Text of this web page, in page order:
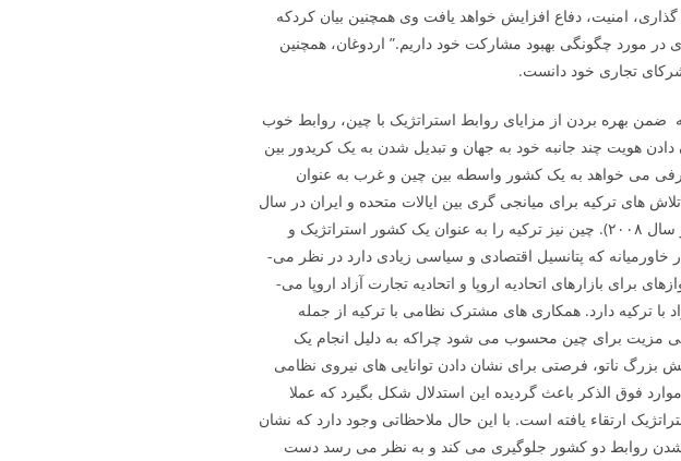
امنیت، دفاع افزایش خواهد یافت وی همچنین بیان کردکه
در مورد چگونگی بهبود مشارکت خود داریم.” اردوغان، همچنین
تجاری خود دانست.
ضمن بهره بردن از مزایای روابط استراتژیک با چین، روابط خوب
هویت چند جانبه خود به جهان و تبدیل شدن به یک کریدور بین
می­ خواهد به یک کشور واسطه بین چین و غرب به عنوان
های ترکیه برای میانجی­ گری بین ایالات متحده و ایران در سال
۲۰۰۸ ؛ سوریه و اسرائیل در سال ۲۰۰۸). چین نیز ترکیه را به عنوان یک کشور استراتژیک و
متحد ناتو و با نفوذ سیاسی در خاورمیانه که پتانسیل اقتصادی و سیاسی زیادی دارد در نظر می­
گیرد. این کشور ترکیه را دروازه­ای برای بازارهای اتحادیه اروپا و اتحادیه تجارت آزاد اروپا می­
با ترکیه دارد. همکاری های مشترک نظامی با ترکیه از جمله
مزیت برای چین محسوب می­ شود چراکه به دلیل انجام یک
بزرگ ناتو، فرصتی برای نشان دادن توانایی­ های نیروی نظامی
فوق الذکر باعث گردیده این استدلال شکل بگیرد که عملا
ارتقاء یافته است. با این حال ملاحظاتی وجود دارد که نشان
شدن روابط دو کشور جلوگیری می­ کند و به نظر می ­رسد دست